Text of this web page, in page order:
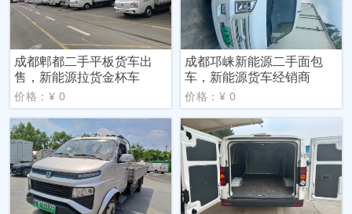
成都郫都二手平板货车出
售，新能源拉货金杯车
价格：¥ 0
成都邛崃新能源二手面包
车，新能源货车经销商
价格：¥ 0